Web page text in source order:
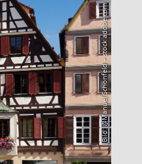
Bild: @Manuel Schönfeld – stock.adobe.com